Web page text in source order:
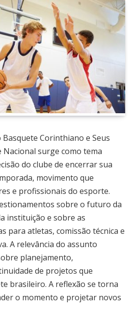
Basquete Corinthiano e Seus
surge como tema
do clube de encerrar sua
movimento que
e profissionais do esporte.
sobre o futuro da
instituição e sobre as
para atletas, comissão técnica e
A relevância do assunto
planejamento,
de projetos que
brasileiro. A reflexão se torna
o momento e projetar novos